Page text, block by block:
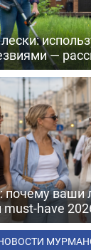
—
почему
have